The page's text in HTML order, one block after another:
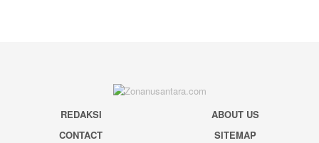
REDAKSI
ABOUT US
CONTACT
SITEMAP